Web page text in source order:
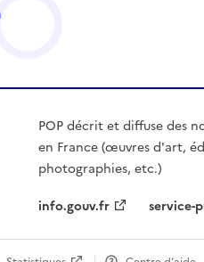
POP décrit et diffuse des
en France (œuvres d'art,
photographies, etc.)
info.gouv.fr
service-